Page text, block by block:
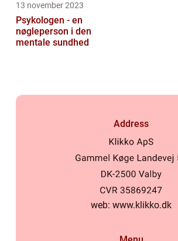
13 november 2023
Psykologen - en
nøgleperson i den
mentale sundhed
Address
web: www.klikko.dk